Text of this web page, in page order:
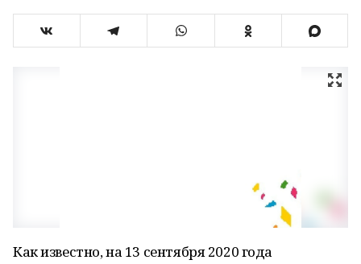
Как известно, на 13 сентября 2020 года